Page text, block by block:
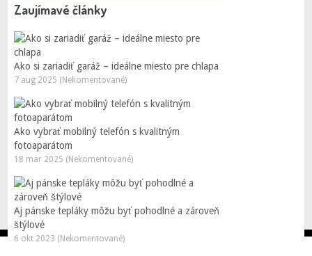
Zaujímavé články
Ako si zariadiť garáž – ideálne miesto pre chlapa
7 aug 2025 (Nekomentované)
Ako vybrať mobilný telefón s kvalitným
fotoaparátom
18 mar 2025 (Nekomentované)
Aj pánske tepláky môžu byť pohodlné a zároveň
štýlové
6 okt 2023 (Nekomentované)